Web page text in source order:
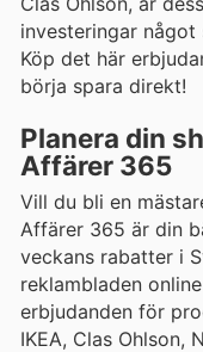
investeringar
Köp det här
börja spara direkt!
Planera din
Affärer 365
Vill du bli en
Affärer 365 är din
veckans rabatter i
reklambladen
erbjudanden för
IKEA, Clas Ohlson,